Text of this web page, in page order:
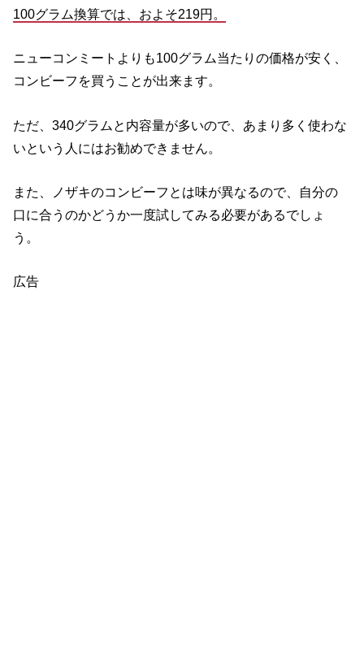
100グラム換算では、およそ219円。
ニューコンミートよりも100グラム当たりの価格が安く、
コンビーフを買うことが出来ます。
ただ、340グラムと内容量が多いので、あまり多く使わな
いという人にはお勧めできません。
また、ノザキのコンビーフとは味が異なるので、自分の
口に合うのかどうか一度試してみる必要があるでしょ
う。
広告